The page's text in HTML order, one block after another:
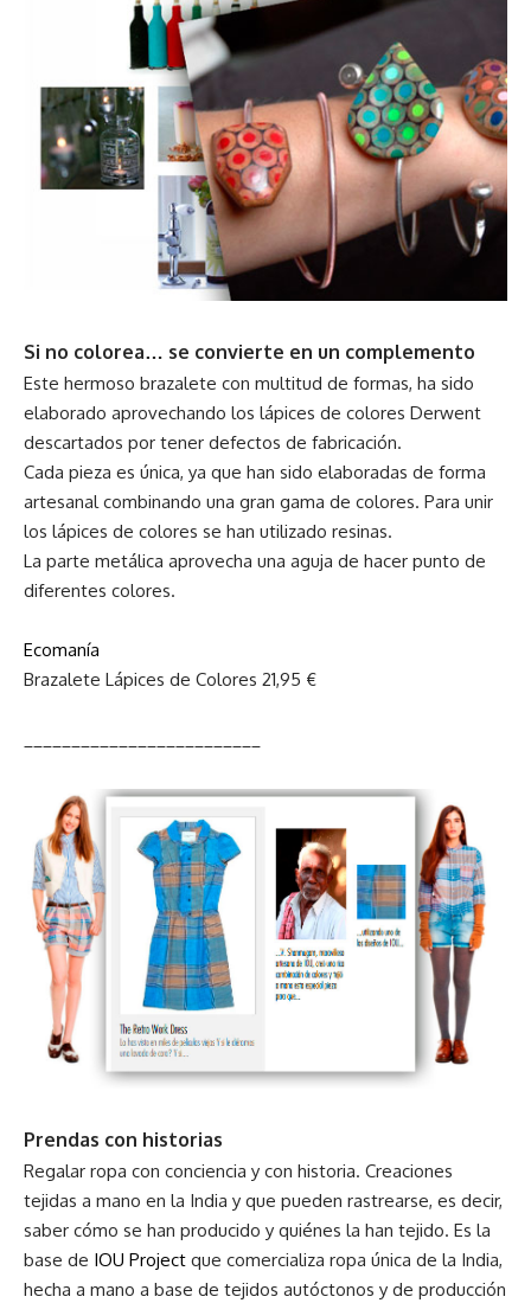
Si no colorea… se convierte en un complemento
Este hermoso brazalete con multitud de formas, ha sido
elaborado aprovechando los lápices de colores Derwent
descartados por tener defectos de fabricación.
Cada pieza es única, ya que han sido elaboradas de forma
artesanal combinando una gran gama de colores. Para unir
los lápices de colores se han utilizado resinas.
La parte metálica aprovecha una aguja de hacer punto de
diferentes colores.
Ecomanía
Brazalete Lápices de Colores 21,95 €
Prendas con historias
Regalar ropa con conciencia y con historia. Creaciones
tejidas a mano en la India y que pueden rastrearse, es decir,
saber cómo se han producido y quiénes la han tejido. Es la
base de IOU Project que comercializa ropa única de la India,
hecha a mano a base de tejidos autóctonos y de producción